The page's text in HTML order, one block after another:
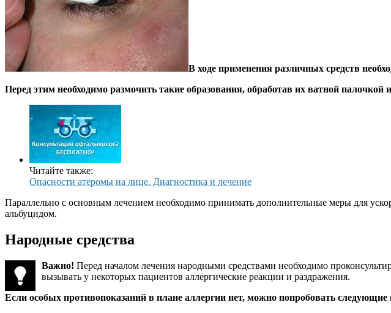
В ходе применения различных средств
Перед этим необходимо размочить такие образования, обработав их ватной палочкой
Читайте также:
Опасности атеромы на лице. Диагностика и лечение
Параллельно с основным лечением необходимо принимать дополнительные меры для
альбуцидом.
Народные средства
Важно! Перед началом лечения народными средствами необходимо
вызывать у некоторых пациентов аллергические реакции и раздражения.
Если особых противопоказаний в плане аллергии нет, можно попробовать